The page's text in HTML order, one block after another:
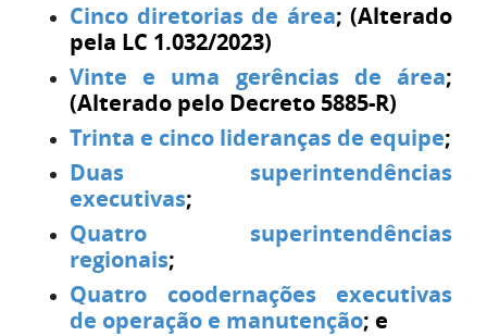
Cinco diretorias de área; (Alterado
pela LC 1.032/2023)
Vinte e uma gerências de área;
(Alterado pelo Decreto 5885-R)
Trinta e cinco lideranças de equipe;
Duas superintendências
executivas;
Quatro superintendências
regionais;
Quatro coodernações executivas
de operação e manutenção; e